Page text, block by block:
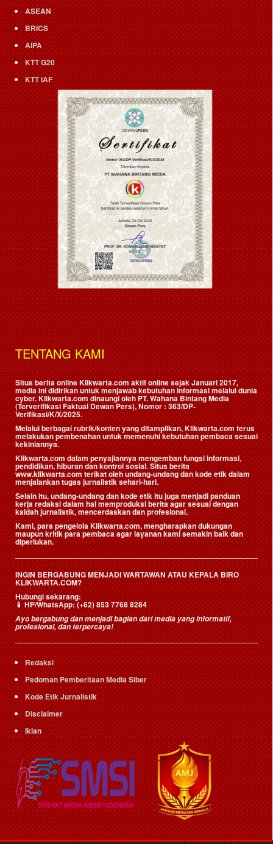
ASEAN
BRICS
AIPA
KTT G20
KTT IAF
TENTANG KAMI
Situs berita online Klikwarta.com aktif online sejak Januari 2017,
media ini didirikan untuk menjawab kebutuhan informasi melalui dunia
cyber. Klikwarta.com dinaungi oleh PT. Wahana Bintang Media
(Terverifikasi Faktual Dewan Pers), Nomor : 363/DP-
Verifikasi/K/X/2025.
Melalui berbagai rubrik/konten yang ditampilkan, Klikwarta.com terus
melakukan pembenahan untuk memenuhi kebutuhan pembaca sesuai
kekiniannya.
Klikwarta.com dalam penyajiannya mengemban fungsi informasi,
pendidikan, hiburan dan kontrol sosial. Situs berita
www.klikwarta.com terikat oleh undang-undang dan kode etik dalam
menjalankan tugas jurnalistik sehari-hari.
Selain itu, undang-undang dan kode etik itu juga menjadi panduan
kerja redaksi dalam hal memproduksi berita agar sesuai dengan
kaidah jurnalistik, mencerdaskan dan profesional.
Kami, para pengelola Klikwarta.com, mengharapkan dukungan
maupun kritik para pembaca agar layanan kami semakin baik dan
diperlukan.
INGIN BERGABUNG MENJADI WARTAWAN ATAU KEPALA BIRO
KLIKWARTA.COM?
Hubungi sekarang:
📱HP/WhatsApp:(+62) 853 7768 8284
Ayo bergabung dan menjadi bagian dari media yang informatif,
profesional, dan terpercaya!
Redaksi
Pedoman Pemberitaan Media Siber
Kode Etik Jurnalistik
Disclaimer
Iklan